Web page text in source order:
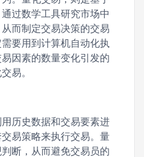
过数学工具研究市场中
而制定交易决策的交易
要用到计算机自动化执
因素的数量变化引发的
易。
历史数据和交易要素进
易策略来执行交易。量
断，从而避免交易员的